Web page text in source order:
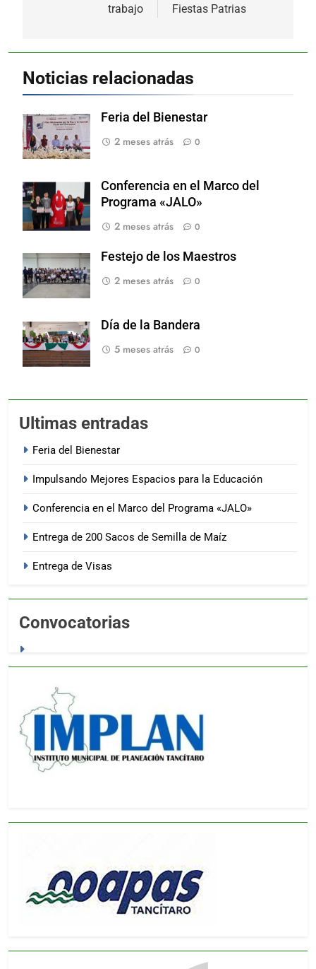
trabajo
Fiestas Patrias
Noticias relacionadas
Feria del Bienestar
2 meses atrás
0
Conferencia en el Marco del
Programa «JALO»
2 meses atrás
0
Festejo de los Maestros
2 meses atrás
0
Día de la Bandera
5 meses atrás
0
Ultimas entradas
Feria del Bienestar
Impulsando Mejores Espacios para la Educación
Conferencia en el Marco del Programa «JALO»
Entrega de 200 Sacos de Semilla de Maíz
Entrega de Visas
Convocatorias